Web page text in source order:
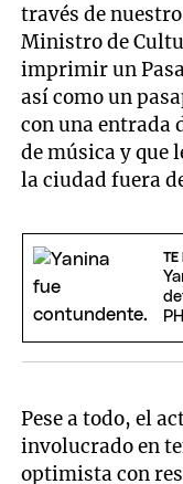
través de
Ministro de
imprimir un
así como un
con una entrada
de música y que
la ciudad fuera
TE
Pese a todo, el
involucrado en
optimista con